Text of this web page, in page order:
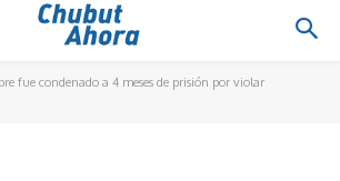
fue condenado a 4 meses de prisión por violar